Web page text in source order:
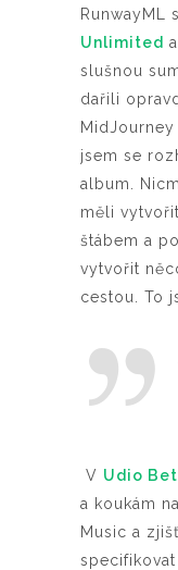
RunwayML
Unlimited
slušnou
dařili
jsem se
album.
měli
štábem a
vytvořit
cestou. To
V Udio
a koukám
Music a